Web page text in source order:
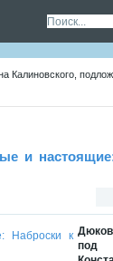
Калиновского,
и
под